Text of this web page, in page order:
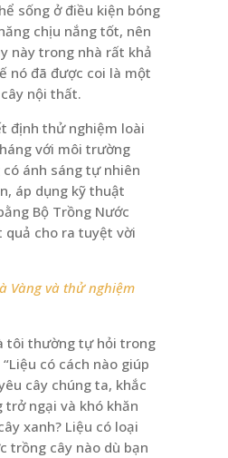
sống ở điều kiện bóng
chịu nắng tốt, nên
này trong nhà rất khả
nó đã được coi là một
nội thất.
định thử nghiệm loài
với môi trường
ánh sáng tự nhiên
áp dụng kỹ thuật
Bộ Trồng Nước
quả cho ra tuyệt vời
Vàng và thử nghiệm
tôi thường tự hỏi trong
có cách nào giúp
cây chúng ta, khắc
trở ngại và khó khăn
xanh? Liệu có loại
trồng cây nào dù bạn